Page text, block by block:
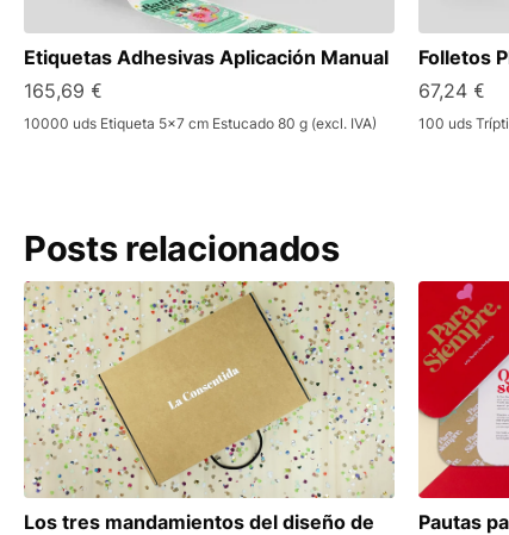
Etiquetas Adhesivas Aplicación Manual
165,69 €
10000 uds Etiqueta 5x7 cm Estucado 80 g (excl. IVA)
Folletos
67,24 €
100 uds
Posts relacionados
Los tres mandamientos del diseño de
Pautas